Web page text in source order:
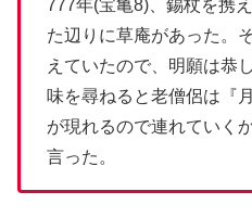
777年(宝亀8)、錫杖を携
た辺りに草庵があった。
えていたので、明願は恭
味を尋ねると老僧侶は『
が現れるので連れていく
言った。